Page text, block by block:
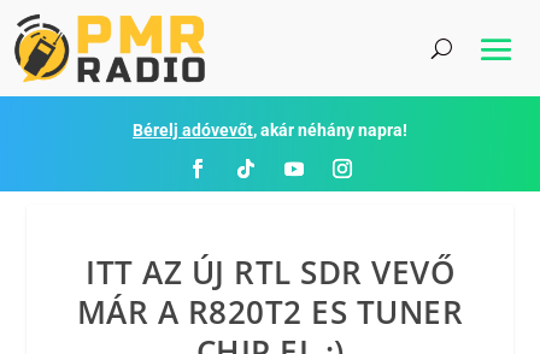
Bérelj adóvevőt, akár néhány napra!
ITT AZ ÚJ RTL SDR VEVŐ
MÁR A R820T2 ES TUNER